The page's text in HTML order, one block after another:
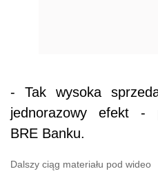
- Tak wysoka
jednorazowy efekt -
BRE Banku.
Dalszy ciąg materiału pod wideo